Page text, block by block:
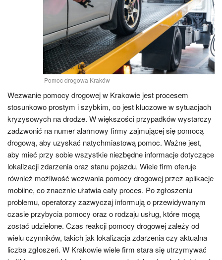
Pomoc drogowa Kraków
Wezwanie pomocy drogowej w Krakowie jest procesem
stosunkowo prostym i szybkim, co jest kluczowe w sytuacjach
kryzysowych na drodze. W większości przypadków wystarczy
zadzwonić na numer alarmowy firmy zajmującej się pomocą
drogową, aby uzyskać natychmiastową pomoc. Ważne jest,
aby mieć przy sobie wszystkie niezbędne informacje dotyczące
lokalizacji zdarzenia oraz stanu pojazdu. Wiele firm oferuje
również możliwość wezwania pomocy drogowej przez aplikacje
mobilne, co znacznie ułatwia cały proces. Po zgłoszeniu
problemu, operatorzy zazwyczaj informują o przewidywanym
czasie przybycia pomocy oraz o rodzaju usług, które mogą
zostać udzielone. Czas reakcji pomocy drogowej zależy od
wielu czynników, takich jak lokalizacja zdarzenia czy aktualna
liczba zgłoszeń. W Krakowie wiele firm stara się utrzymywać